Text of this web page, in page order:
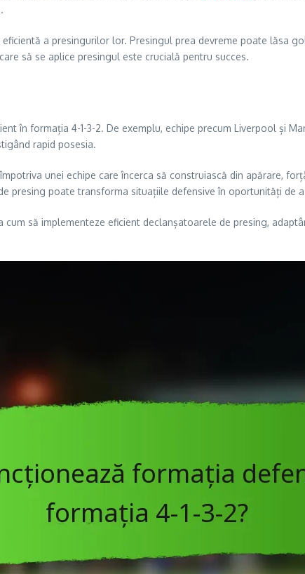
a presingurilor lor. Presingul prea devreme poate lăsa
să se aplice presingul este crucială pentru succes.
în formația 4-1-3-2. De exemplu, echipe precum Liverpool și
rapid posesia.
unei echipe care încerca să construiască din apărare,
presing poate transforma situațiile defensive în oportunități de
să implementeze eficient declanșatoarele de presing,